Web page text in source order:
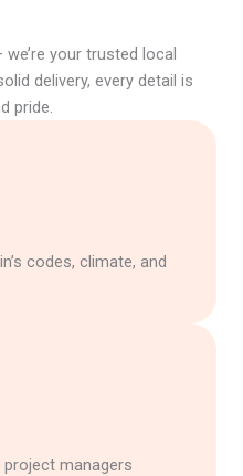
codes, climate, and
project managers
your trusted local
delivery, every detail is
pride.